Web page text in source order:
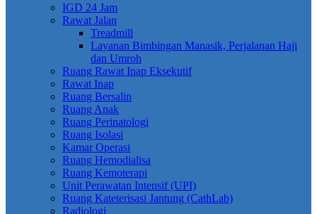
IGD 24 Jam
Rawat Jalan
Treadmill
Layanan Bimbingan Manasik, Perjalanan Haji
dan Umroh
Ruang Rawat Inap Eksekutif
Rawat Inap
Ruang Bersalin
Ruang Anak
Ruang Perinatologi
Ruang Isolasi
Kamar Operasi
Ruang Hemodialisa
Ruang Kemoterapi
Unit Perawatan Intensif (UPI)
Ruang Kateterisasi Jantung (CathLab)
Radiologi